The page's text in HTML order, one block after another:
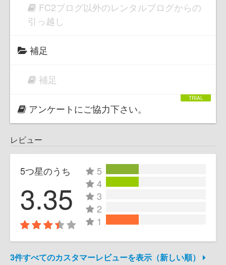
FC2ブログ以外のレンタルブログからの
引っ越し
補足
補足
アンケートにご協力下さい。
レビュー
5つ星のうち
3.35
5
4
3
2
1
3件すべてのカスタマーレビューを表示（新しい順）